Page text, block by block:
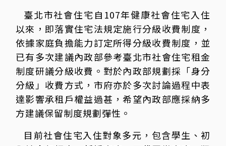
臺北市社會住宅自107年健康社會住宅入住
以來，即落實住宅法規定施行分級收費制度，
依據家庭負擔能力訂定所得分級收費制度，並
已有多次建議內政部參考臺北市社會住宅租金
制度研議分級收費。對於內政部規劃採「身分
分級」收費方式，市府亦於多次討論過程中表
達影響承租戶權益過甚，希望內政部應採納多
方建議保留制度規劃彈性。
目前社會住宅入住對象多元，包含學生、初